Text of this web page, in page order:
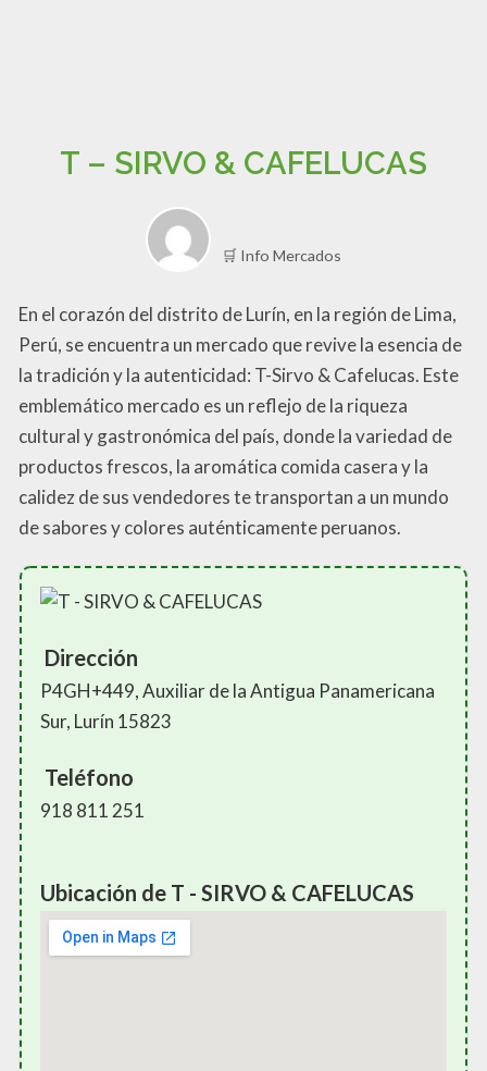
T – SIRVO & CAFELUCAS
🛒 Info Mercados
En el corazón del distrito de Lurín, en la región de Lima,
Perú, se encuentra un mercado que revive la esencia de
la tradición y la autenticidad: T-Sirvo & Cafelucas. Este
emblemático mercado es un reflejo de la riqueza
cultural y gastronómica del país, donde la variedad de
productos frescos, la aromática comida casera y la
calidez de sus vendedores te transportan a un mundo
de sabores y colores auténticamente peruanos.
Dirección
P4GH+449, Auxiliar de la Antigua Panamericana
Sur, Lurín 15823
Teléfono
918 811 251
Ubicación de T - SIRVO & CAFELUCAS